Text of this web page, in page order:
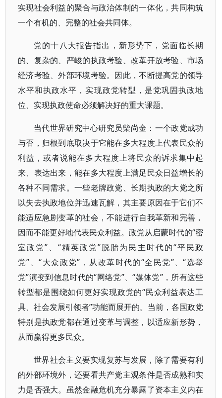
实现社会利益的聚合与政治体制的一体化，共同构筑
一个有机的、完整的社会共同体。
党的十八大报告指出，新形势下，党面临长期
的、复杂的、严峻的执政考验、改革开放考验、市场
经济考验、外部环境考验。因此，不断提高党的领导
水平和执政水平，实现政党转型，是党巩固执政地
位、实现执政使命必须解决好的重大课题。
当代世界研究中心研究员柴尚金：一个政党成功
与否，归根到底取决于它能在多大程度上代表民众的
利益，或者说能在多大程度上将民众的诉求集中起
来、表达出来，能在多大程度上满足民众日益增长的
各种不同需求。一些老牌政党、长期执政的大党之所
以失去执政地位并迅速瓦解，其主要原因在于它们不
能适应急剧变革的社会，不能进行自我革新和完善，
因而不能更好地代表民众利益。政党从启蒙时代的“密
室政党”、“精英政党”脱胎为民主时代的“平民政
党”、“大众政党”，从改革时代的“全民党”、“选举
党”演变到信息时代的“网络党”、“媒体党”，所有这些
转型都是围绕如何更好实现政党的“民众利益表达工
具、社会发展引领者”功能而展开的。当前，各国政党
特别是执政党都在通过变革与调整，以适应新形势，
从而赢得更多民众。
世界社会主义要实现复苏与发展，除了需要有利
的外部环境外，还要看共产党主观条件是否成熟和实
力是否强大。虽然金融危机充分暴露了资本主义内在